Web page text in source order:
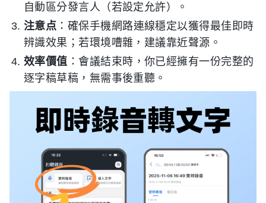
自動區分發言人（若設定允許）。
注意点 ：確保手機網路連線穩定以獲得最佳即時
辨識效果；若環境嘈雜，建議靠近聲源。
效率價值 ：會議結束時，你已經擁有一份完整的
逐字稿草稿，無需事後重聽。